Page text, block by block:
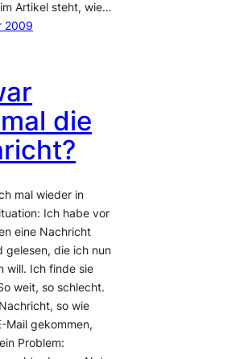
Artikel steht, wie…
2009
die
mal wieder in
Ich habe vor
eine Nachricht
gelesen, die ich nun
will. Ich finde sie
weit, so schlecht.
so wie
Mail gekommen,
Problem: